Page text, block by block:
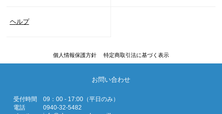
ヘルプ
個人情報保護方針 特定商取引法に基づく表示
お問い合わせ
受付時間
09：00 - 17:00（平日のみ）
電話
0940-32-5482